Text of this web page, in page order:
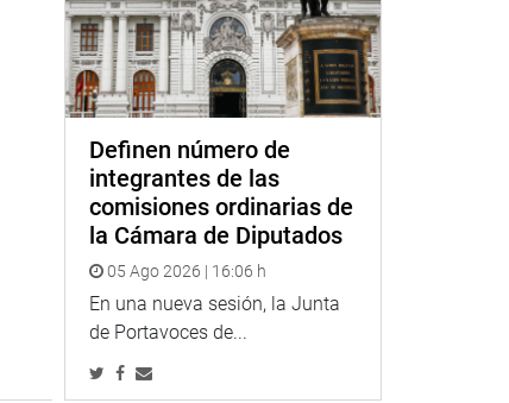
Definen número de
integrantes de las
comisiones ordinarias de
la Cámara de Diputados
05 Ago 2026 | 16:06 h
En una nueva sesión, la Junta
de Portavoces de...